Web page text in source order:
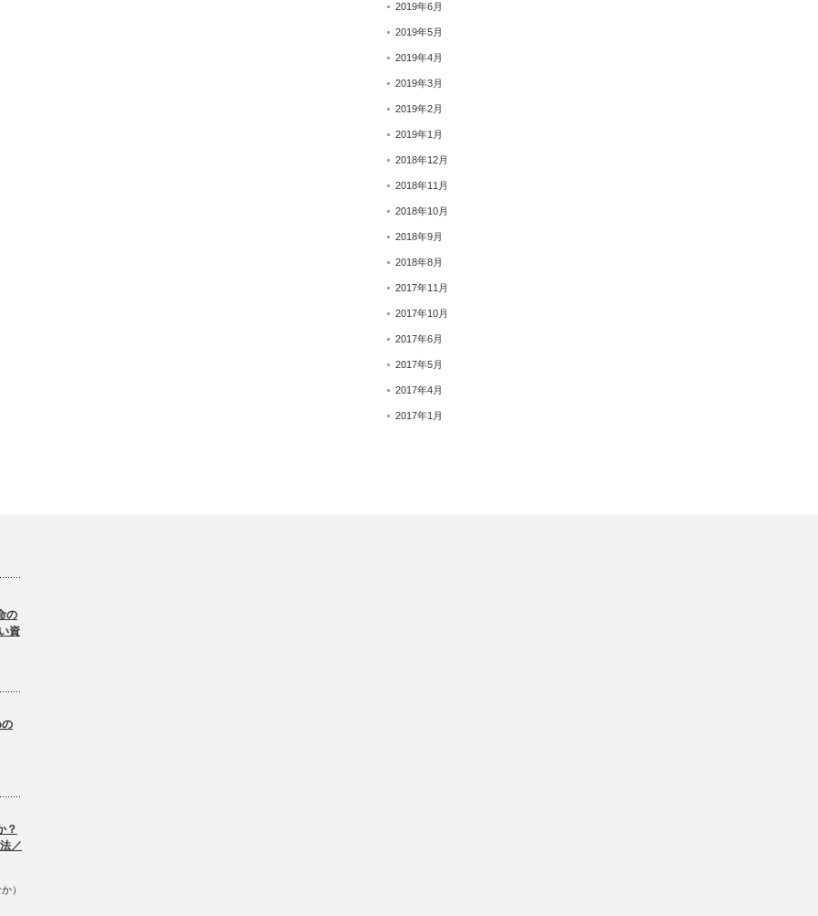
2019年6月
2019年5月
2019年4月
2019年3月
2019年2月
2019年1月
2018年12月
2018年11月
2018年10月
2018年9月
2018年8月
2017年11月
2017年10月
2017年6月
2017年5月
2017年4月
2017年1月
の
資
の
？
／
）